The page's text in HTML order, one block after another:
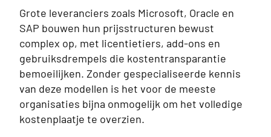
Grote leveranciers zoals Microsoft, Oracle en
SAP bouwen hun prijsstructuren bewust
complex op, met licentietiers, add-ons en
gebruiksdrempels die kostentransparantie
bemoeilijken. Zonder gespecialiseerde kennis
van deze modellen is het voor de meeste
organisaties bijna onmogelijk om het volledige
kostenplaatje te overzien.